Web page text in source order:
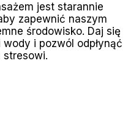
jest starannie
zapewnić naszym
środowisko. Daj się
i pozwól odpłynąć
stresowi.